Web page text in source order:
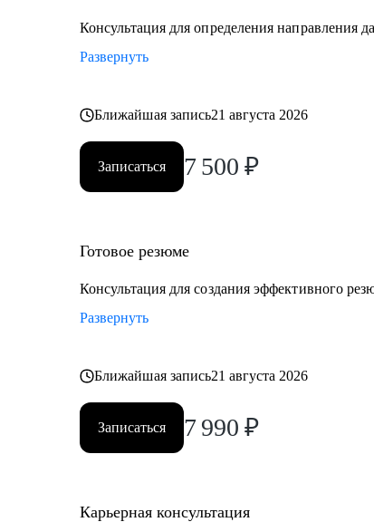
Консультация для определения направления
Развернуть
Ближайшая запись21 августа 2026
Записаться 7 500 ₽
Готовое резюме
Консультация для создания эффективного
Развернуть
Ближайшая запись21 августа 2026
Записаться 7 990 ₽
Карьерная консультация